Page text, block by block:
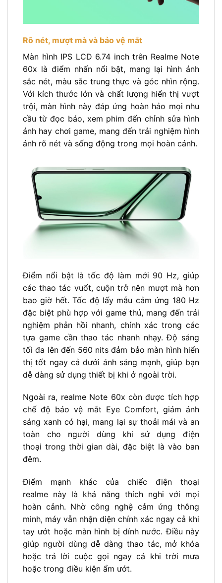
Rõ nét, mượt mà và bảo vệ mắt
Màn hình IPS LCD 6.74 inch trên Realme Note
60x là điểm nhấn nổi bật, mang lại hình ảnh
sắc nét, màu sắc trung thực và góc nhìn rộng.
Với kích thước lớn và chất lượng hiển thị vượt
trội, màn hình này đáp ứng hoàn hảo mọi nhu
cầu từ đọc báo, xem phim đến chỉnh sửa hình
ảnh hay chơi game, mang đến trải nghiệm hình
ảnh rõ nét và sống động trong mọi hoàn cảnh.
Điểm nổi bật là tốc độ làm mới 90 Hz, giúp
các thao tác vuốt, cuộn trở nên mượt mà hơn
bao giờ hết. Tốc độ lấy mẫu cảm ứng 180 Hz
đặc biệt phù hợp với game thủ, mang đến trải
nghiệm phản hồi nhanh, chính xác trong các
tựa game cần thao tác nhanh nhạy. Độ sáng
tối đa lên đến 560 nits đảm bảo màn hình hiển
thị tốt ngay cả dưới ánh sáng mạnh, giúp bạn
dễ dàng sử dụng thiết bị khi ở ngoài trời.
Ngoài ra, realme Note 60x còn được tích hợp
chế độ bảo vệ mắt Eye Comfort, giảm ánh
sáng xanh có hại, mang lại sự thoải mái và an
toàn cho người dùng khi sử dụng điện
thoại trong thời gian dài, đặc biệt là vào ban
đêm.
Điểm mạnh khác của chiếc điện thoại
realme này là khả năng thích nghi với mọi
hoàn cảnh. Nhờ công nghệ cảm ứng thông
minh, máy vẫn nhận diện chính xác ngay cả khi
tay ướt hoặc màn hình bị dính nước. Điều này
giúp người dùng dễ dàng thao tác, mở khóa
hoặc trả lời cuộc gọi ngay cả khi trời mưa
hoặc trong điều kiện ẩm ướt.